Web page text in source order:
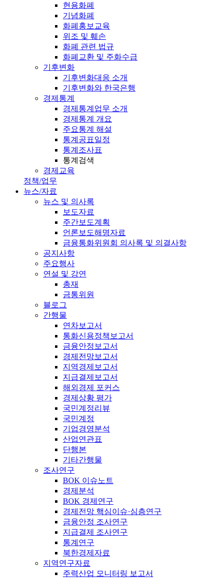
현용화폐
기념화폐
화폐홍보교육
위조 및 훼손
화폐 관련 법규
화폐교환 및 주화수급
기후변화
기후변화대응 소개
기후변화와 한국은행
경제통계
경제통계업무 소개
경제통계 개요
주요통계 해설
통계공표일정
통계조사표
통계검색
경제교육
정책/업무
뉴스/자료
뉴스 및 의사록
보도자료
주간보도계획
언론보도해명자료
금융통화위원회 의사록 및 의결사항
공지사항
주요행사
연설 및 강연
총재
금통위원
블로그
간행물
연차보고서
통화신용정책보고서
금융안정보고서
경제전망보고서
지역경제보고서
지급결제보고서
해외경제 포커스
경제상황 평가
국민계정리뷰
국민계정
기업경영분석
산업연관표
단행본
기타간행물
조사연구
BOK 이슈노트
경제분석
BOK 경제연구
경제전망 핵심이슈·심층연구
금융안정 조사연구
지급결제 조사연구
통계연구
북한경제자료
지역연구자료
주력산업 모니터링 보고서